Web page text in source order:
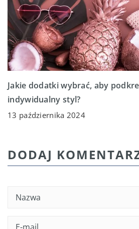
Jakie dodatki wybrać, aby
indywidualny styl?
13 października 2024
DODAJ